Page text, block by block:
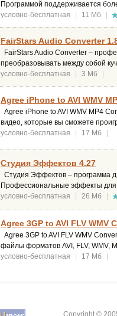
Программой поддерживается
условно-бесплатная
| 11 Мб |
FairStars Audio Converter
FairStars Audio Converter –
преобразовывать между собой
условно-бесплатная
| 3 Мб |
Agree iPhone to AVI WMV
Agree iPhone to AVI WMV MP4
видео, которые вы сможете
условно-бесплатная
| 17 Мб |
Студия Эффектов 4.27
Студия Эффектов – программа
Профессиональные эффекты
условно-бесплатная
| 26 Мб |
Agree 3GP to AVI FLV WMV
Agree 3GP to AVI FLV WMV
файлы форматов AVI, FLV, WMV,
условно-бесплатная
| 17 Мб |
Copyright ©